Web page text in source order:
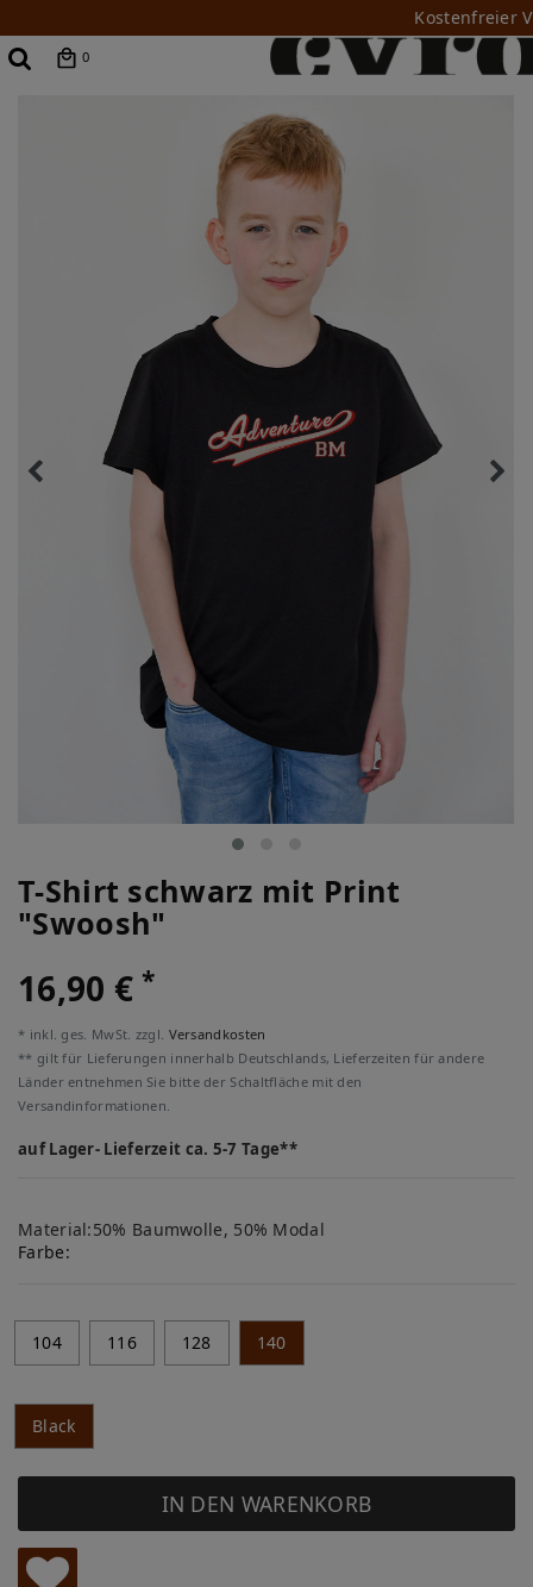
Kostenfreier
0
T-Shirt schwarz mit Print
"Swoosh"
16,90 €*
* inkl. ges. MwSt. zzgl. Versandkosten
** gilt für Lieferungen innerhalb Deutschlands, Lieferzeiten für andere
Länder entnehmen Sie bitte der Schaltfläche mit den
Versandinformationen.
auf Lager- Lieferzeit ca. 5-7 Tage**
Material:50% Baumwolle, 50% Modal
Farbe:
104 116 128 140
Black
IN DEN WARENKORB